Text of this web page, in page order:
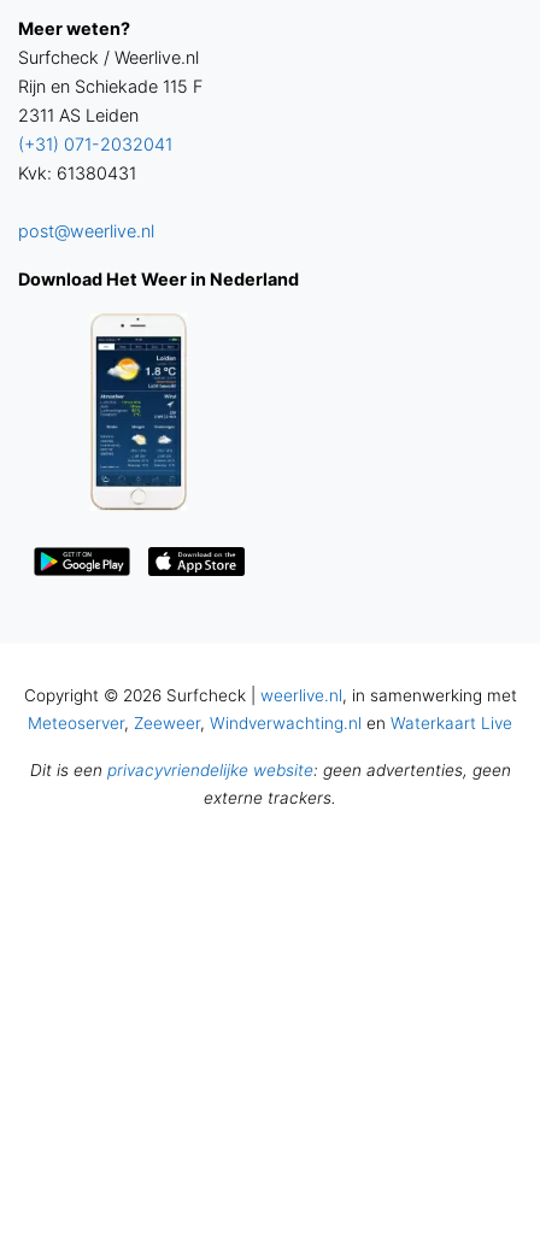
Meer weten?
Surfcheck / Weerlive.nl
Rijn en Schiekade 115 F
2311 AS Leiden
(+31) 071-2032041
Kvk: 61380431
post@weerlive.nl
Download Het Weer in Nederland
Copyright © 2026 Surfcheck | weerlive.nl, in samenwerking met
Meteoserver, Zeeweer, Windverwachting.nl en Waterkaart Live
Dit is een privacyvriendelijke website: geen advertenties, geen
externe trackers.